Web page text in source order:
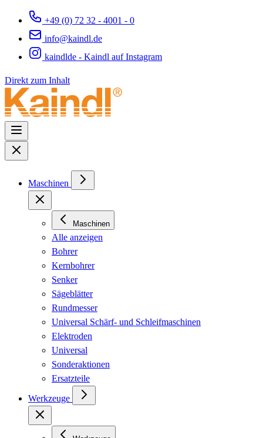
+49 (0) 72 32 - 4001 - 0
info@kaindl.de
kaindlde - Kaindl auf Instagram
Direkt zum Inhalt
Maschinen
Maschinen
Alle anzeigen
Bohrer
Kernbohrer
Senker
Sägeblätter
Rundmesser
Universal Schärf- und Schleifmaschinen
Elektroden
Universal
Sonderaktionen
Ersatzteile
Werkzeuge